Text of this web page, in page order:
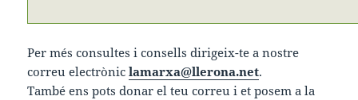
Per més consultes i consells dirigeix-te a nostre
correu electròniclamarxa@llerona.net.
També ens pots donar el teu correu i et posem a la